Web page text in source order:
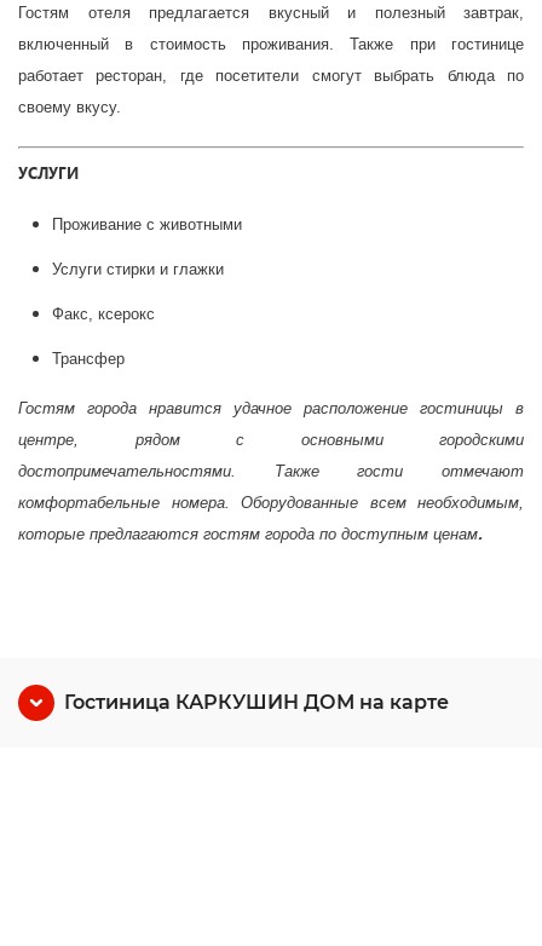
Гостям отеля предлагается вкусный и полезный завтрак,
включенный в стоимость проживания. Также при гостинице
работает ресторан, где посетители смогут выбрать блюда по
своему вкусу.
УСЛУГИ
Проживание с животными
Услуги стирки и глажки
Факс, ксерокс
Трансфер
Гостям города нравится удачное расположение гостиницы в
центре, рядом с основными городскими
достопримечательностями. Также гости отмечают
комфортабельные номера. Оборудованные всем необходимым,
которые предлагаются гостям города по доступным ценам.
Гостиница КАРКУШИН ДОМ на карте